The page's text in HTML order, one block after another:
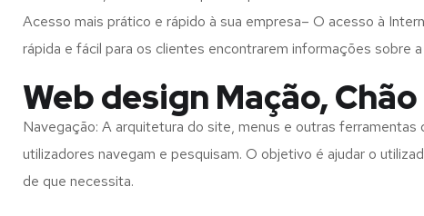
Acesso mais prático e rápido à sua empresa– O acesso à
rápida e fácil para os clientes encontrarem informações sobre
Web design Mação,
Navegação: A arquitetura do site, menus e outras ferramentas
utilizadores navegam e pesquisam. O objetivo é ajudar o
de que necessita.